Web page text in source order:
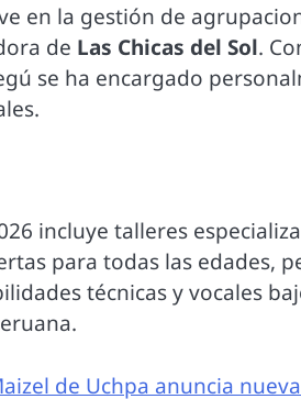
en la gestión de
de Las Chicas del Sol.
se ha encargado
incluye talleres
para todas las edades,
técnicas y vocales
de Uchpa anuncia